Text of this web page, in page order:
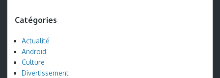
Catégories
Actualité
Android
Culture
Divertissement